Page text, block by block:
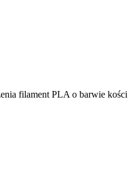
filament PLA o barwie kości